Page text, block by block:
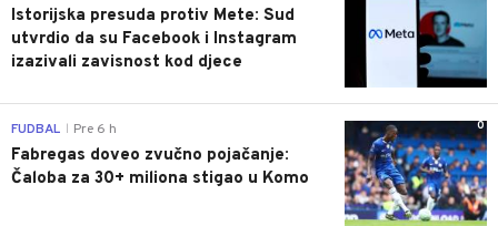
Istorijska presuda protiv Mete: Sud
utvrdio da su Facebook i Instagram
izazivali zavisnost kod djece
0
FUDBAL Pre 6 h
Fabregas doveo zvučno pojačanje:
Čaloba za 30+ miliona stigao u Komo